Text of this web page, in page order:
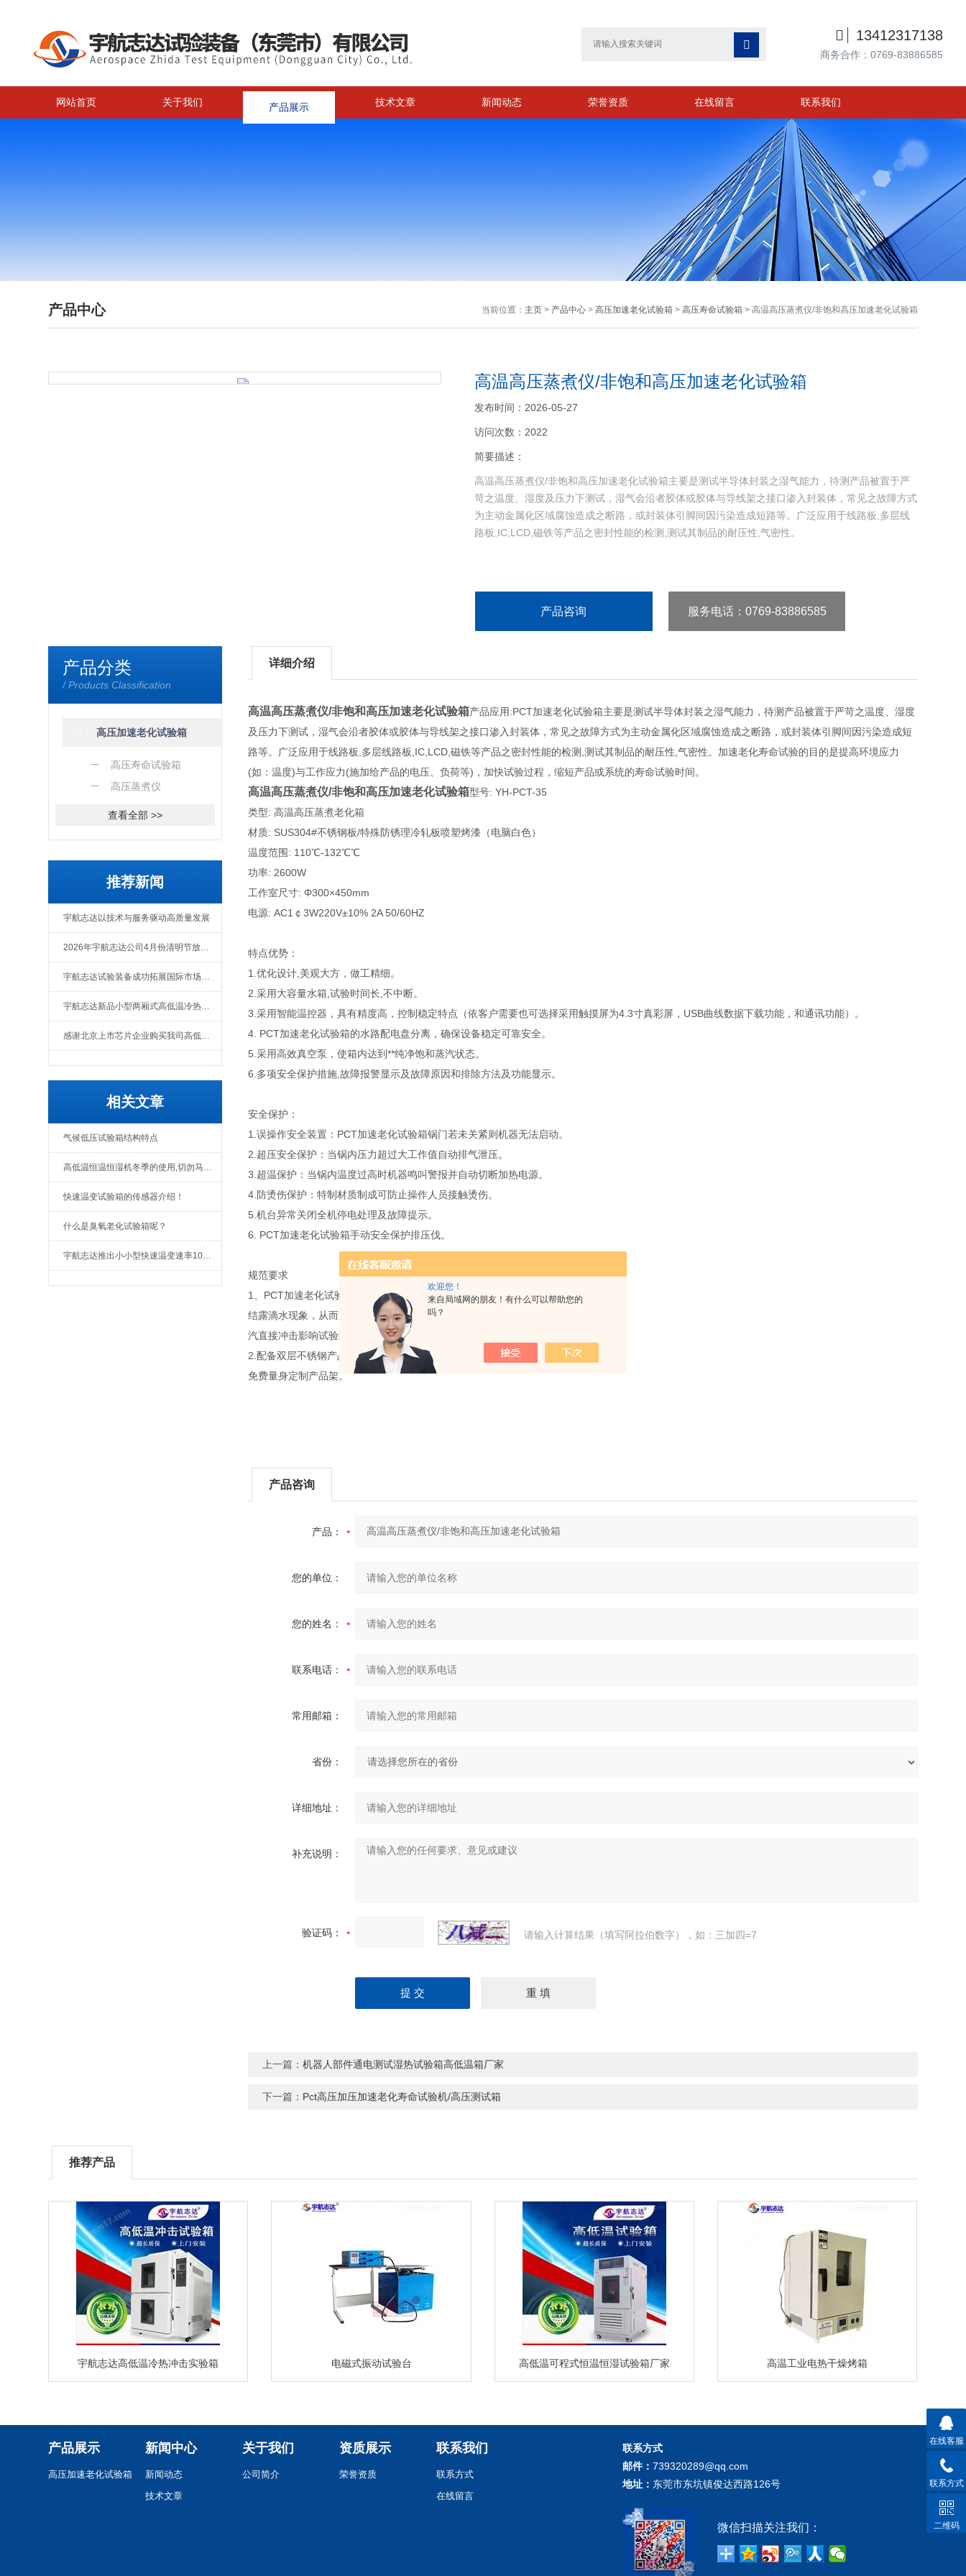
欢迎您！
来自局域网的朋友！有什么可以帮助您的
吗？

 13412317138
商务合作：0769-83886585
网站首页 关于我们 产品展示 技术文章 新闻动态 荣誉资质 在线留言 联系我们
产品中心 当前位置： 主页> 产品中心> 高压加速老化试验箱 > 高压寿命试验箱 > 高温高压蒸煮仪/非饱和高压加速老化试验箱
高温高压蒸煮仪/非饱和高压加速老化试验箱
发布时间：2026-05-27
访问次数：2022
简要描述：
高温高压蒸煮仪/非饱和高压加速老化试验箱主要是测试半导体封装之湿气能力，待测产品被置于严
苛之温度、湿度及压力下测试，湿气会沿者胶体或胶体与导线架之接口渗入封装体，常见之故障方式
为主动金属化区域腐蚀造成之断路，或封装体引脚间因污染造成短路等。广泛应用于线路板,多层线
路板,IC,LCD,磁铁等产品之密封性能的检测,测试其制品的耐压性,气密性。
产品咨询 服务电话：0769-83886585
产品分类
/ Products Classification
高压加速老化试验箱
高压寿命试验箱
高压蒸煮仪
查看全部 >>
推荐新闻
宇航志达以技术与服务驱动高质量发展
2026年宇航志达公司4月份清明节放假通知
宇航志达试验装备成功拓展国际市场出口肯尼亚
宇航志达新品小型两厢式高低温冷热冲击试验箱
感谢北京上市芯片企业购买我司高低温冲击热流仪
相关文章
气候低压试验箱结构特点
高低温恒温恒湿机冬季的使用,切勿马虎了
快速温变试验箱的传感器介绍！
什么是臭氧老化试验箱呢？
宇航志达推出小小型快速温变速率10度试验箱
详细介绍
高温高压蒸煮仪/非饱和高压加速老化试验箱产品应用:PCT加速老化试验箱主要是测试半导体封装之湿气能力，待测产品被置于严苛之温度、湿度
及压力下测试，湿气会沿者胶体或胶体与导线架之接口渗入封装体，常见之故障方式为主动金属化区域腐蚀造成之断路，或封装体引脚间因污染造成短
路等。广泛应用于线路板,多层线路板,IC,LCD,磁铁等产品之密封性能的检测,测试其制品的耐压性,气密性。加速老化寿命试验的目的是提高环境应力
(如：温度)与工作应力(施加给产品的电压、负荷等)，加快试验过程，缩短产品或系统的寿命试验时间。
高温高压蒸煮仪/非饱和高压加速老化试验箱型号: YH-PCT-35
类型: 高温高压蒸煮老化箱
材质: SUS304#不锈钢板/特殊防锈理冷轧板喷塑烤漆（电脑白色）
温度范围: 110℃-132℃℃
功率: 2600W
工作室尺寸: Φ300×450mm
电源: AC1￠3W220V±10% 2A 50/60HZ
特点优势：
1.优化设计,美观大方，做工精细。
2.采用大容量水箱,试验时间长,不中断。
3.采用智能温控器，具有精度高，控制稳定特点（依客户需要也可选择采用触摸屏为4.3寸真彩屏，USB曲线数据下载功能，和通讯功能）。
4. PCT加速老化试验箱的水路配电盘分离，确保设备稳定可靠安全。
5.采用高效真空泵，使箱内达到**纯净饱和蒸汽状态。
6.多项安全保护措施,故障报警显示及故障原因和排除方法及功能显示。
安全保护：
1.误操作安全装置：PCT加速老化试验箱锅门若未关紧则机器无法启动。
2.超压安全保护：当锅内压力超过大工作值自动排气泄压。
3.超温保护：当锅内温度过高时机器鸣叫警报并自动切断加热电源。
4.防烫伤保护：特制材质制成可防止操作人员接触烫伤。
5.机台异常关闭全机停电处理及故障提示。
6. PCT加速老化试验箱手动安全保护排压伐。
规范要求
1、PCT加速老化试验机内胆采用圆弧设计,复合安全容器标准,可以防止试验
结露滴水现象，从而避免产品在试验过程中受过热蒸
汽直接冲击影响试验结果。
2.配备双层不锈钢产品架,也可根据客户产品规格尺寸
免费量身定制产品架。
产品咨询
产品：
您的单位：
您的姓名：
联系电话：
常用邮箱：
省份：
详细地址：
补充说明：
验证码： 请输入计算结果（填写阿拉伯数字），如：三加四=7
上一篇：机器人部件通电测试湿热试验箱高低温箱厂家
下一篇： Pct高压加压加速老化寿命试验机/高压测试箱
推荐产品
宇航志达高低温冷热冲击实验箱 电磁式振动试验台 高低温可程式恒温恒湿试验箱厂家 高温工业电热干燥烤箱
产品展示
高压加速老化试验箱
新闻中心
新闻动态
技术文章
关于我们
公司简介
资质展示
荣誉资质
联系我们
联系方式
在线留言
联系方式
邮件： 739320289@qq.com
地址： 东莞市东坑镇俊达西路126号
微信扫描关注我们：
在线客服
联系方式
二维码